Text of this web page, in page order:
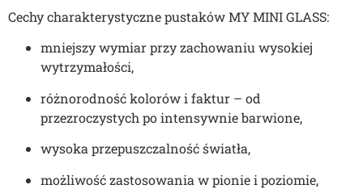
Cechy charakterystyczne pustaków MY MINI GLASS:
mniejszy wymiar przy zachowaniu wysokiej
wytrzymałości,
różnorodność kolorów i faktur – od
przezroczystych po intensywnie barwione,
wysoka przepuszczalność światła,
możliwość zastosowania w pionie i poziomie,